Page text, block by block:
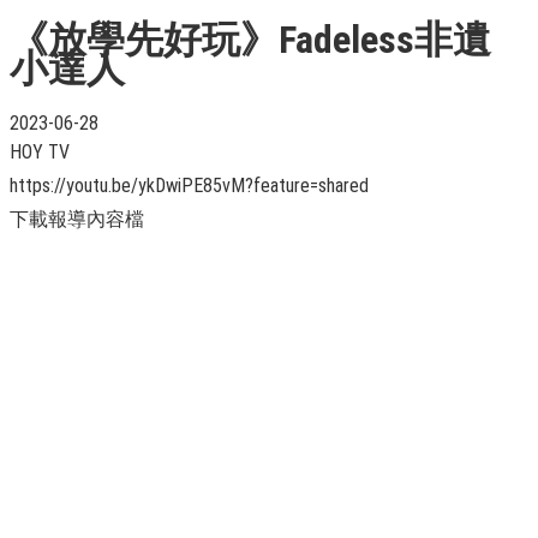
《放學先好玩》Fadeless非遺
小達人
2023-06-28
HOY TV
https://youtu.be/ykDwiPE85vM?feature=shared
下載報導內容檔